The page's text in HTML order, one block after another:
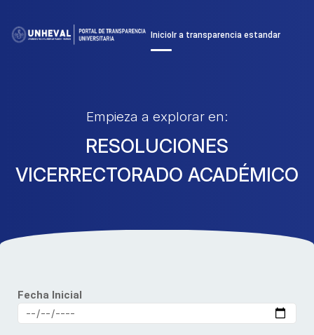
Inicio Ir a transparencia estandar
Empieza a explorar en:
RESOLUCIONES
VICERRECTORADO ACADÉMICO
Fecha Inicial